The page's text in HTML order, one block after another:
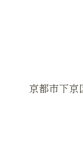
京都市下京